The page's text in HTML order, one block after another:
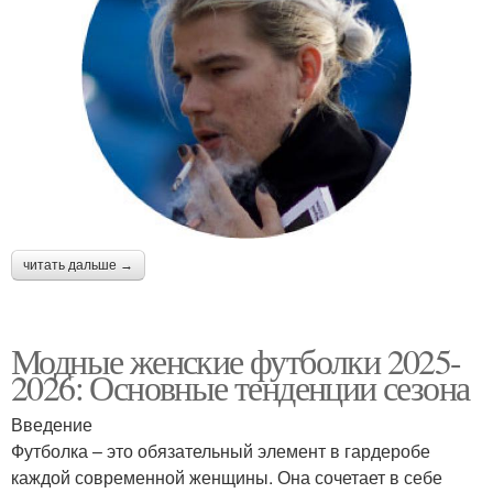
читать дальше →
Модные женские футболки 2025-
2026: Основные тенденции сезона
Введение
Футболка – это обязательный элемент в гардеробе
каждой современной женщины. Она сочетает в себе